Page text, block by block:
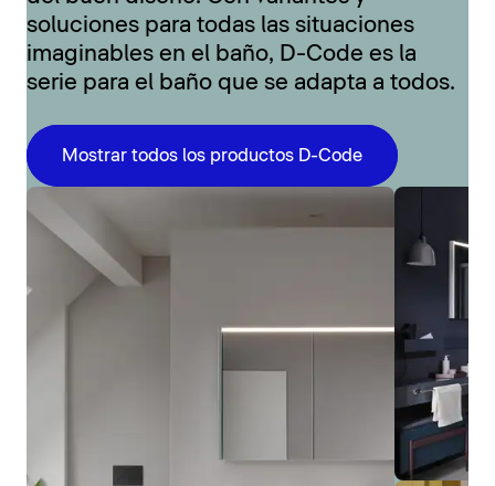
soluciones para todas las situaciones
imaginables en el baño, D-Code es la
serie para el baño que se adapta a todos.
Mostrar todos los productos D-Code